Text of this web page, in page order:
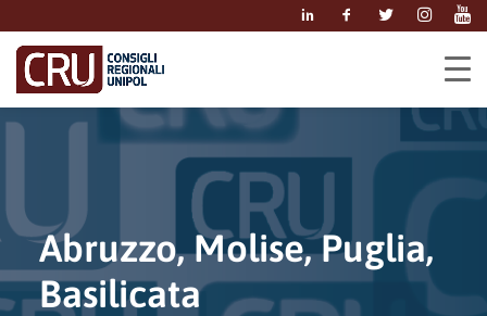
Abruzzo, Molise, Puglia,
Basilicata